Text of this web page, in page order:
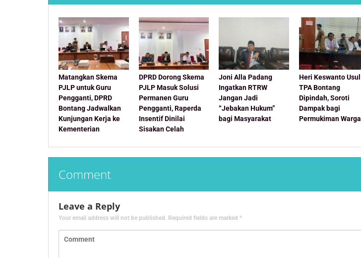
Matangkan Skema
PJLP untuk Guru
Pengganti, DPRD
Bontang Jadwalkan
Kunjungan Kerja ke
Kementerian
DPRD Dorong Skema
PJLP Masuk Solusi
Permanen Guru
Pengganti, Raperda
Insentif Dinilai
Sisakan Celah
Joni Alla Padang
Ingatkan RTRW
Jangan Jadi
“Jebakan Hukum”
bagi Masyarakat
Heri Keswanto Usul
TPA Bontang
Dipindah, Soroti
Dampak bagi
Permukiman Warga
Comment
Leave a Reply
Your email address will not be published. Required fields are marked *